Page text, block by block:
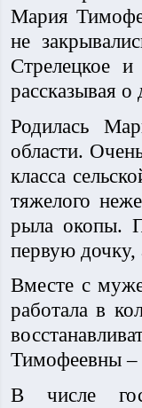
Мария
не
Стрелецкое
рассказывая
Родилась
области.
класса
тяжелого
рыла окопы.
первую дочку,
Вместе с
работала в
Тимофеевны –
В числе